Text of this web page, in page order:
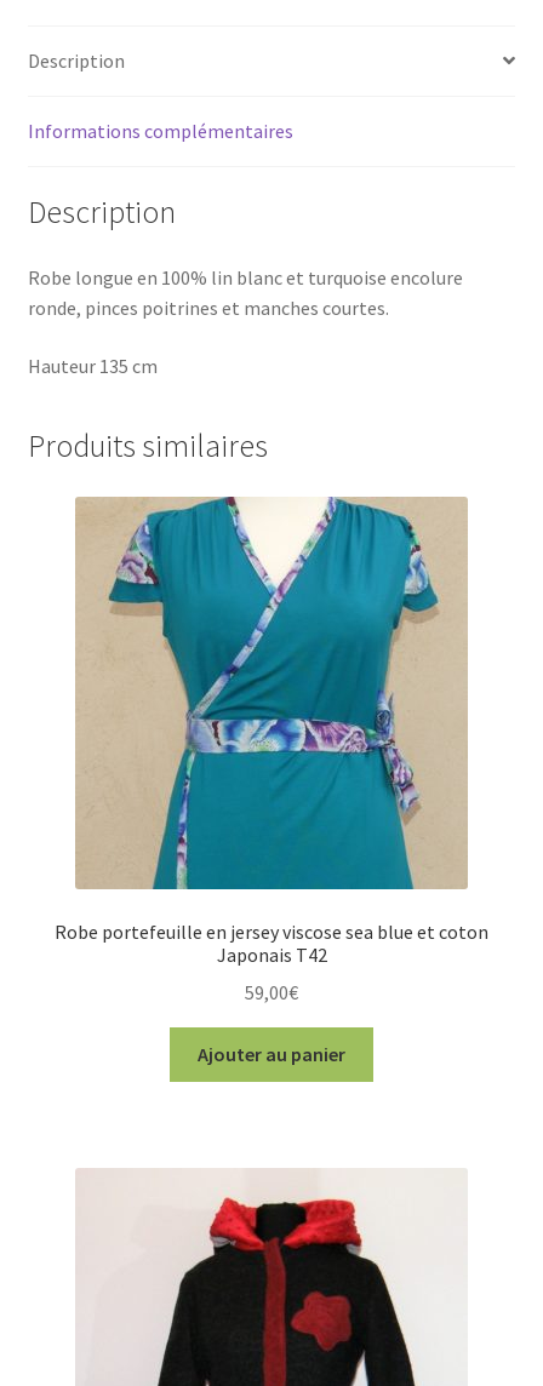
taille
Description
Informations complémentaires
Description
Robe longue en 100% lin blanc et turquoise encolure
ronde, pinces poitrines et manches courtes.
Hauteur 135 cm
Produits similaires
Robe portefeuille en jersey viscose sea blue et coton
Japonais T42
59,00€
Ajouter au panier